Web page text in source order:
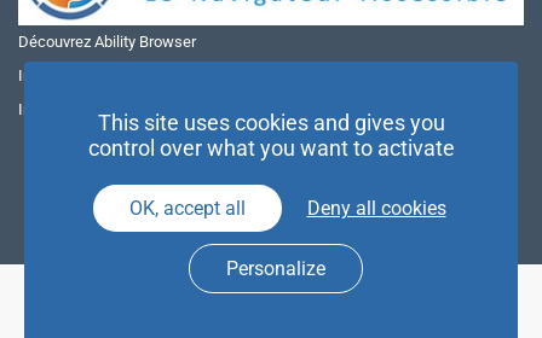
Découvrez Ability Browser
Installer Ability Browser sur Windows
Installer Ability Browser sur Mac
This site uses cookies and gives you
control over what you want to activate
OK, accept all Deny all cookies
Personalize